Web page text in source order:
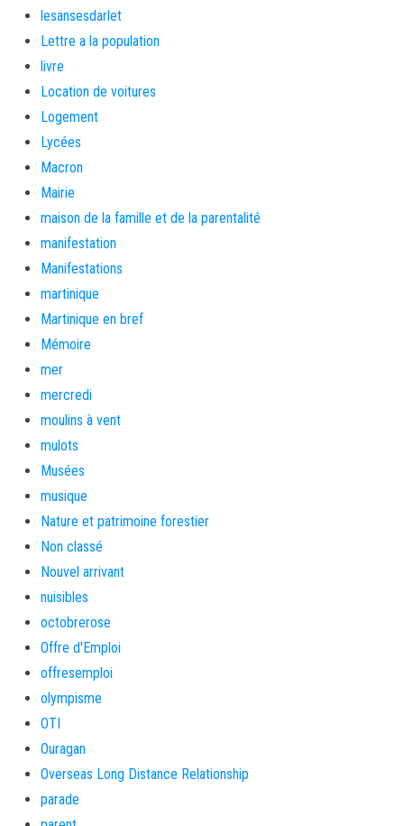
lesansesdarlet
Lettre a la population
livre
Location de voitures
Logement
Lycées
Macron
Mairie
maison de la famille et de la parentalité
manifestation
Manifestations
martinique
Martinique en bref
Mémoire
mer
mercredi
moulins à vent
mulots
Musées
musique
Nature et patrimoine forestier
Non classé
Nouvel arrivant
nuisibles
octobrerose
Offre d'Emploi
offresemploi
olympisme
OTI
Ouragan
Overseas Long Distance Relationship
parade